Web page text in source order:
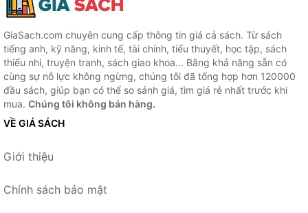
GiaSach.com chuyên cung cấp thông tin giá cả sách. Từ sách
tiếng anh, kỹ năng, kinh tế, tài chính, tiểu thuyết, học tập, sách
thiếu nhi, truyện tranh, sách giao khoa... Bằng khả năng sẵn có
cùng sự nỗ lực không ngừng, chúng tôi đã tổng hợp hơn 120000
đầu sách, giúp bạn có thể so sánh giá, tìm giá rẻ nhất trước khi
mua. Chúng tôi không bán hàng.
VỀ GIÁ SÁCH
Giới thiệu
Chính sách bảo mật